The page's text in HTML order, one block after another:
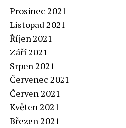
Prosinec 2021
Listopad 2021
Říjen 2021
Září 2021
Srpen 2021
Červenec 2021
Červen 2021
Květen 2021
Březen 2021